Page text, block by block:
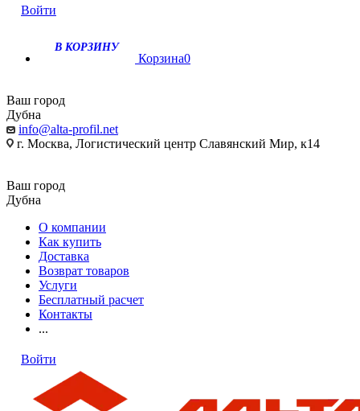
Войти
В КОРЗИНУ
Корзина0
Ваш город
Дубна
info@alta-profil.net
г. Москва, Логистический центр Славянский Мир, к14
Ваш город
Дубна
О компании
Как купить
Доставка
Возврат товаров
Услуги
Бесплатный расчет
Контакты
...
Войти